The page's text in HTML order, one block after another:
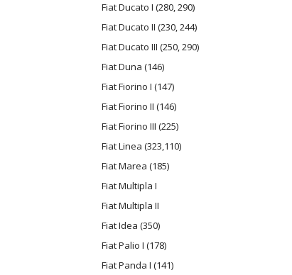
Fiat Ducato I (280, 290)
Fiat Ducato II (230, 244)
Fiat Ducato III (250, 290)
Fiat Duna (146)
Fiat Fiorino I (147)
Fiat Fiorino II (146)
Fiat Fiorino III (225)
Fiat Linea (323,110)
Fiat Marea (185)
Fiat Multipla I
Fiat Multipla II
Fiat Idea (350)
Fiat Palio I (178)
Fiat Panda I (141)